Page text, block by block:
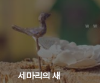
세마리의 새